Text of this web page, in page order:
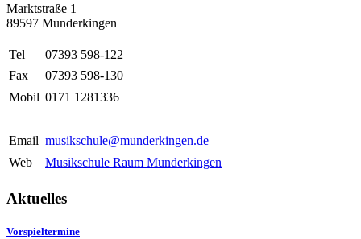
Marktstraße 1
89597 Munderkingen
Tel
07393 598-122
Fax
07393 598-130
Mobil 0171 1281336
Email musikschule@munderkingen.de
Web
Musikschule Raum Munderkingen
Aktuelles
Vorspieltermine